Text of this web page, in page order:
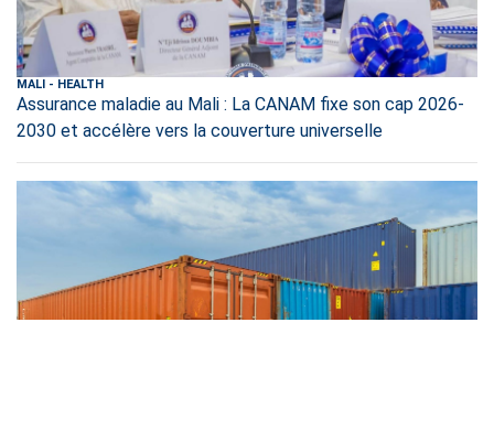
MALI - HEALTH
Assurance maladie au Mali : La CANAM fixe son cap 2026-
2030 et accélère vers la couverture universelle